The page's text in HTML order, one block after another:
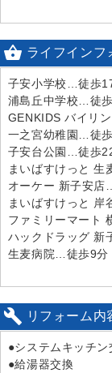
 ライフインフ
子安小学校…徒歩
浦島丘中学校…徒
GENKIDS バイリ
一之宮幼稚園…徒
子安台公園…徒歩
まいばすけっと 生
オーケー 新子安店
まいばすけっと 岸
ファミリーマート
ハックドラッグ 新
生麦病院…徒歩9分
 リフォーム内
●システムキッチン
●給湯器交換